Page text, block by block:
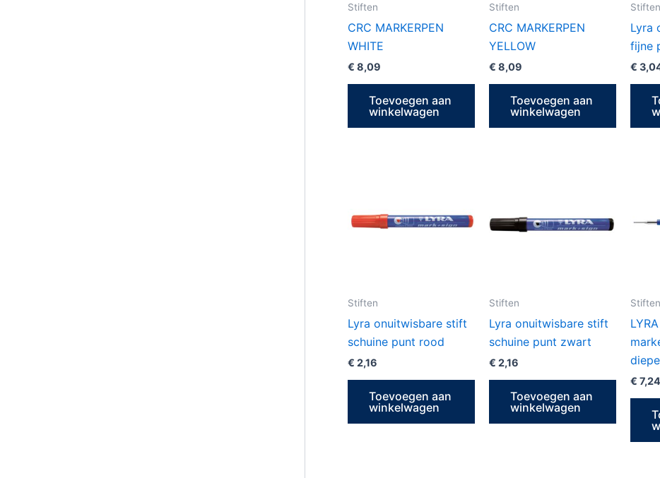
Stiften
CRC MARKERPEN
WHITE
€ 8,09
Toevoegen aan
winkelwagen
Stiften
CRC MARKERPEN
YELLOW
€ 8,09
Toevoegen aan
winkelwagen
Stiften
Lyra
fijne
€
Stiften
Lyra onuitwisbare stift
schuine punt rood
€ 2,16
Toevoegen aan
winkelwagen
Stiften
Lyra onuitwisbare stift
schuine punt zwart
€ 2,16
Toevoegen aan
winkelwagen
Stiften
€ 7,24